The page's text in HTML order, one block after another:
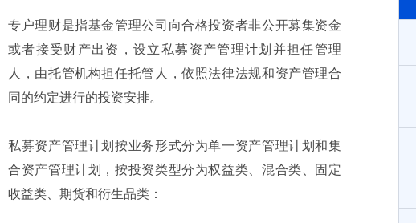
专户理财是指基金管理公司向合格投资者非公开募集资金
或者接受财产出资，设立私募资产管理计划并担任管理
人，由托管机构担任托管人，依照法律法规和资产管理合
同的约定进行的投资安排。
私募资产管理计划按业务形式分为单一资产管理计划和集
合资产管理计划，按投资类型分为权益类、混合类、固定
收益类、期货和衍生品类：